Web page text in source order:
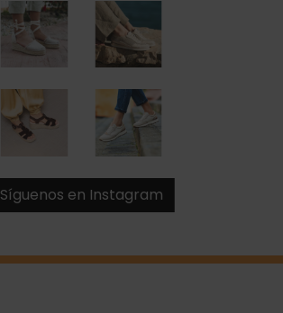
Síguenos en Instagram